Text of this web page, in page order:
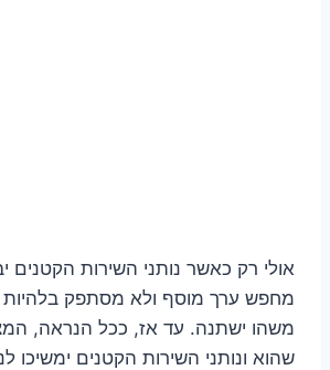
אולי רק כאשר נותני השירות הקטנים
מחפש ערך מוסף ולא מסתפק
משהו ישתנה. עד אז, ככל הנראה,
שהוא ונותני השירות הקטנים ימשיכו